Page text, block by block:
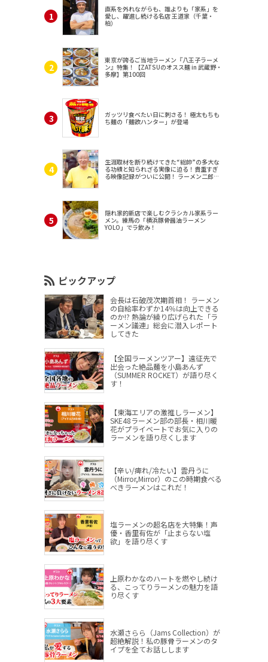
直系を外れながらも、誰よりも「家系」を
愛し、躍進し続ける名店 王道家（千葉・
柏）
東京が誇るご当地ラーメン『八王子ラーメ
ン』特集！【ZATSUのオスス麺 in 武蔵野・
多摩】第100回
ガッツリ食べたい日に刺さる！ 極太もちも
ち麺の「麺欲ハンター」が登場
生涯取材を断り続けてきた“総帥”の多大な
る功績と知られざる実像に迫る！貴重すぎ
る映像記録がついに公開！ ラーメン二郎
隠れ家的新店で楽しむクラシカル家系ラー
メン。練馬の「横浜豚骨醤油ラーメン
YOLO」でラ飲み！
ピックアップ
会長は石破茂次期首相！ ラーメン
の自給率わずか14％は向上できる
のか!? 熱論が繰り広げられた「ラ
ーメン議連」総会に潜入レポート
してきた
【全国ラーメンツアー】遠征先で
出会った絶品麺を小島あんず
（SUMMER ROCKET）が語り尽く
す！
【東海エリアの激推しラーメン】
SKE48ラーメン部の部長・相川暖
花がプライベートでお気に入りの
ラーメンを語り尽くします
【辛い/痺れ/冷たい】雲丹うに
（Mirror,Mirror）のこの時期食べる
べきラーメンはこれだ！
塩ラーメンの超名店を大特集！声
優・香里有佐が「止まらない塩
欲」を語り尽くす
上原わかなのハートを燃やし続け
る、こってりラーメンの魅力を語
り尽くす
水瀬さらら（Jams Collection）が
超絶解説！私の豚骨ラーメンのタ
イプを全てお話しします